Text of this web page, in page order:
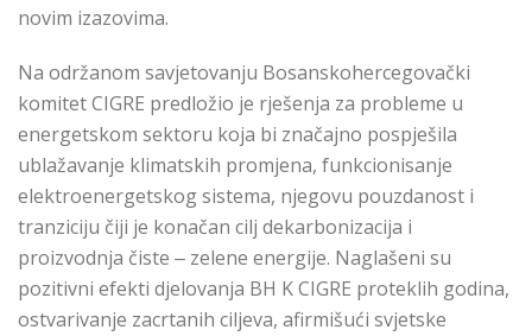
novim izazovima.
Na održanom savjetovanju Bosanskohercegovački
komitet CIGRE predložio je rješenja za probleme u
energetskom sektoru koja bi značajno pospješila
ublažavanje klimatskih promjena, funkcionisanje
elektroenergetskog sistema, njegovu pouzdanost i
tranziciju čiji je konačan cilj dekarbonizacija i
proizvodnja čiste ‒ zelene energije. Naglašeni su
pozitivni efekti djelovanja BH K CIGRE proteklih godina,
ostvarivanje zacrtanih ciljeva, afirmišući svjetske